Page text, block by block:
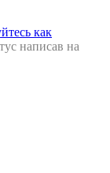
как
написав на